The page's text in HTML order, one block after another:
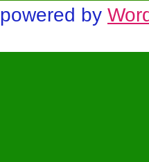
powered by